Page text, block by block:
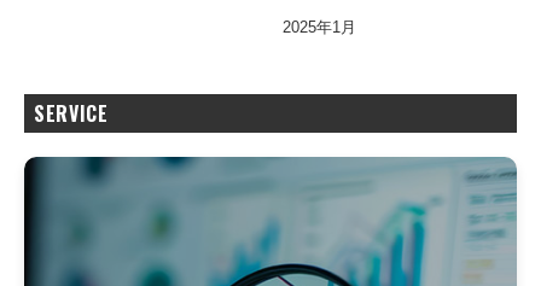
2025年1月
SERVICE